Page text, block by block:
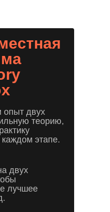
двух
теорию,
этапе.
двух
лучшее